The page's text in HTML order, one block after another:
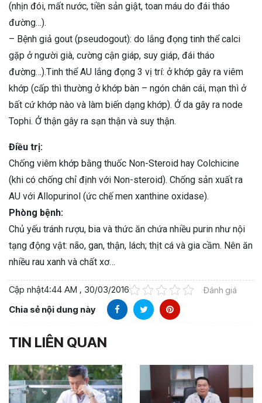
(nhịn đói, mất nước, tiền sản giật, toan máu do đái tháo
đường…).
– Bệnh giả gout (pseudogout): do lắng đọng tinh thể calci
gặp ở người già, cường cận giáp, suy giáp, đái tháo
đường…).Tinh thể AU lắng đọng 3 vị trí: ở khớp gây ra viêm
khớp (cấp thì thường ở khớp bàn – ngón chân cái, mạn thì ở
bất cứ khớp nào và làm biến dạng khớp). Ở da gây ra node
Tophi. Ở thận gây ra sạn thận và suy thận.
Điều trị:
Chống viêm khớp bằng thuốc Non-Steroid hay Colchicine
(khi có chống chỉ định với Non-steroid). Chống sản xuất ra
AU với Allopurinol (ức chế men xanthine oxidase).
Phòng bệnh:
Chủ yếu tránh rượu, bia và thức ăn chứa nhiều purin như nội
tạng động vật: não, gan, thận, lách; thịt cá và gia cầm. Nên ăn
nhiều rau xanh và chất xơ…
Cập nhật4:44 AM , 30/03/2016 Đánh giá
Chia sẻ nội dung này
TIN LIÊN QUAN